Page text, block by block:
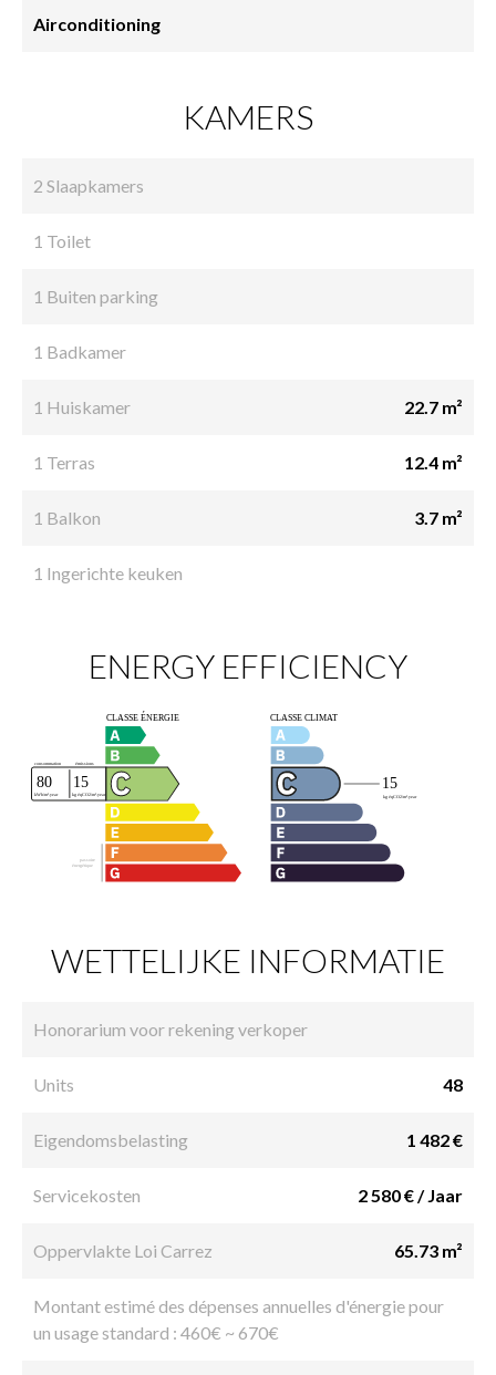
Airconditioning
KAMERS
2 Slaapkamers
1 Toilet
1 Buiten parking
1 Badkamer
1 Huiskamer 22.7 m²
1 Terras 12.4 m²
1 Balkon 3.7 m²
1 Ingerichte keuken
ENERGY EFFICIENCY
WETTELIJKE INFORMATIE
Honorarium voor rekening verkoper
Units 48
Eigendomsbelasting 1 482 €
Servicekosten 2 580 € / Jaar
Oppervlakte Loi Carrez 65.73 m²
Montant estimé des dépenses annuelles d'énergie pour
un usage standard : 460€ ~ 670€